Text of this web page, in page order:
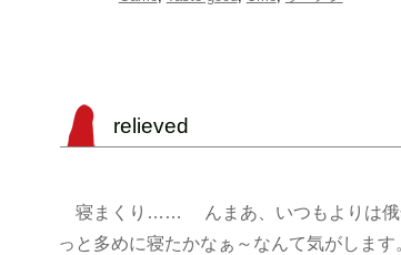
relieved
寝まくり…… んまあ、いつもよりは俄
っと多めに寝たかなぁ～なんて気がし